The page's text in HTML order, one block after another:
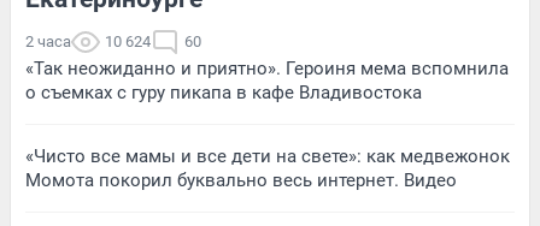
2 часа 10 624 60
«Так неожиданно и приятно». Героиня мема вспомнила
о съемках с гуру пикапа в кафе Владивостока
«Чисто все мамы и все дети на свете»: как медвежонок
Момота покорил буквально весь интернет. Видео